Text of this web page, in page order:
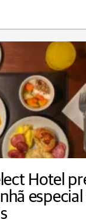
Hotel